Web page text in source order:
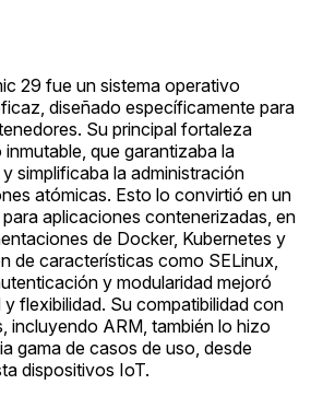
29 fue un sistema operativo
diseñado específicamente para
Su principal fortaleza
que garantizaba la
simplificaba la administración
atómicas. Esto lo convirtió en un
aplicaciones contenerizadas, en
de Docker, Kubernetes y
de características como SELinux,
y modularidad mejoró
y flexibilidad. Su compatibilidad con
incluyendo ARM, también lo hizo
gama de casos de uso, desde
dispositivos IoT.